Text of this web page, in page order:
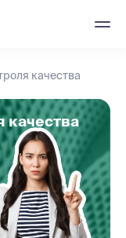
качества
качества